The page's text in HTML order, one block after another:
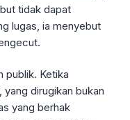
tidak dapat
lugas, ia menyebut
publik. Ketika
dirugikan bukan
yang berhak